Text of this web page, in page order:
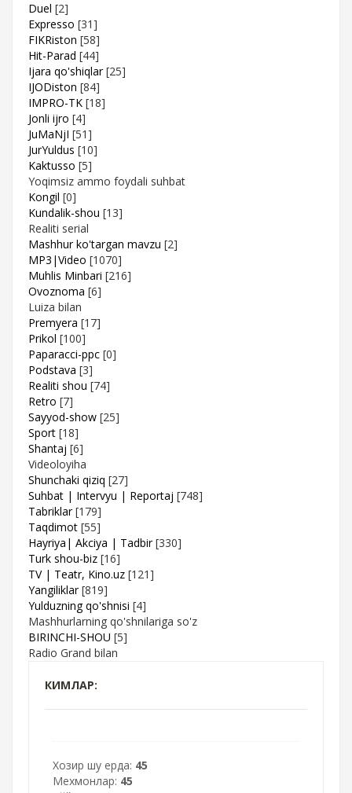
Duel [2]
Expresso [31]
FIKRiston [58]
Hit-Parad [44]
Ijara qo'shiqlar [25]
IJODiston [84]
IMPRO-TK [18]
Jonli ijro [4]
JuMaNjI [51]
JurYuldus [10]
Kaktusso [5]
Yoqimsiz ammo foydali suhbat
Kongil [0]
Kundalik-shou [13]
Realiti serial
Mashhur ko'targan mavzu [2]
MP3|Video [1070]
Muhlis Minbari [216]
Ovoznoma [6]
Luiza bilan
Premyera [17]
Prikol [100]
Paparacci-ppc [0]
Podstava [3]
Realiti shou [74]
Retro [7]
Sayyod-show [25]
Sport [18]
Shantaj [6]
Videoloyiha
Shunchaki qiziq [27]
Suhbat | Intervyu | Reportaj [748]
Tabriklar [179]
Taqdimot [55]
Hayriya| Akciya | Tadbir [330]
Turk shou-biz [16]
TV | Teatr, Kino.uz [121]
Yangiliklar [819]
Yulduzning qo'shnisi [4]
Mashhurlarning qo'shnilariga so'z
BIRINCHI-SHOU [5]
Radio Grand bilan
КИМЛАР:
Хозир шу ерда: 45
Мехмонлар: 45